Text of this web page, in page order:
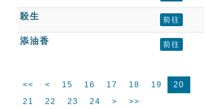
殺生 前往
添油香 前往
<< < 15 16 17 18 19
20
21
22 23 24 > >>